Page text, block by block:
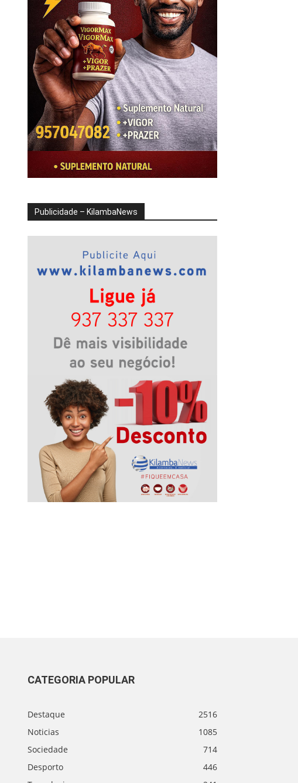
Publicidade – KilambaNews
CATEGORIA POPULAR
Destaque
2516
Noticias
1085
Sociedade
714
Desporto
446